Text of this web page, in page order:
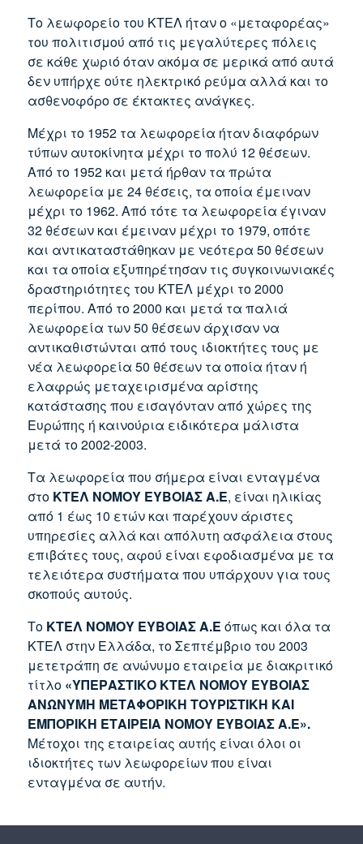
Το λεωφορείο του ΚΤΕΛ ήταν ο «μεταφορέας»
του πολιτισμού από τις μεγαλύτερες πόλεις
σε κάθε χωριό όταν ακόμα σε μερικά από αυτά
δεν υπήρχε ούτε ηλεκτρικό ρεύμα αλλά και το
ασθενοφόρο σε έκτακτες ανάγκες.
Μέχρι το 1952 τα λεωφορεία ήταν διαφόρων
τύπων αυτοκίνητα μέχρι το πολύ 12 θέσεων.
Από το 1952 και μετά ήρθαν τα πρώτα
λεωφορεία με 24 θέσεις, τα οποία έμειναν
μέχρι το 1962. Από τότε τα λεωφορεία έγιναν
32 θέσεων και έμειναν μέχρι το 1979, οπότε
και αντικαταστάθηκαν με νεότερα 50 θέσεων
και τα οποία εξυπηρέτησαν τις συγκοινωνιακές
δραστηριότητες του ΚΤΕΛ μέχρι το 2000
περίπου. Από το 2000 και μετά τα παλιά
λεωφορεία των 50 θέσεων άρχισαν να
αντικαθιστώνται από τους ιδιοκτήτες τους με
νέα λεωφορεία 50 θέσεων τα οποία ήταν ή
ελαφρώς μεταχειρισμένα αρίστης
κατάστασης που εισαγόνταν από χώρες της
Ευρώπης ή καινούρια ειδικότερα μάλιστα
μετά το 2002-2003.
Τα λεωφορεία που σήμερα είναι ενταγμένα
στο ΚΤΕΛ ΝΟΜΟΥ ΕΥΒΟΙΑΣ Α.Ε, είναι ηλικίας
από 1 έως 10 ετών και παρέχουν άριστες
υπηρεσίες αλλά και απόλυτη ασφάλεια στους
επιβάτες τους, αφού είναι εφοδιασμένα με τα
τελειότερα συστήματα που υπάρχουν για τους
σκοπούς αυτούς.
Το ΚΤΕΛ ΝΟΜΟΥ ΕΥΒΟΙΑΣ Α.Ε όπως και όλα τα
ΚΤΕΛ στην Ελλάδα, το Σεπτέμβριο του 2003
μετετράπη σε ανώνυμο εταιρεία με διακριτικό
τίτλο «ΥΠΕΡΑΣΤΙΚΟ ΚΤΕΛ ΝΟΜΟΥ ΕΥΒΟΙΑΣ
ΑΝΩΝΥΜΗ ΜΕΤΑΦΟΡΙΚΗ ΤΟΥΡΙΣΤΙΚΗ ΚΑΙ
ΕΜΠΟΡΙΚΗ ΕΤΑΙΡΕΙΑ ΝΟΜΟΥ ΕΥΒΟΙΑΣ Α.Ε».
Μέτοχοι της εταιρείας αυτής είναι όλοι οι
ιδιοκτήτες των λεωφορείων που είναι
ενταγμένα σε αυτήν.